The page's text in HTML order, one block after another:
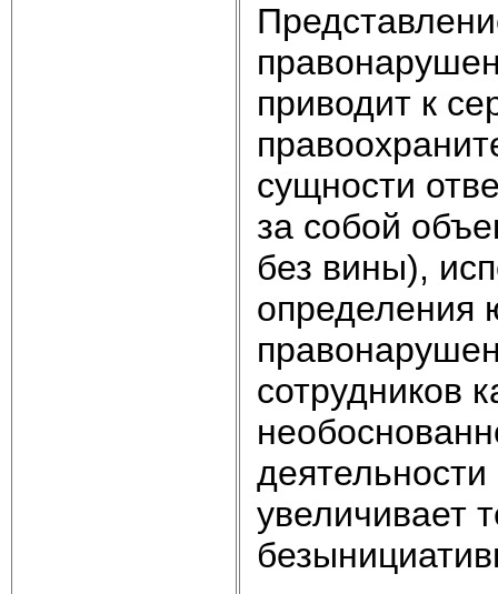
приводит к
сущности
за собой
без вины),
определения
сотрудников
увеличивает